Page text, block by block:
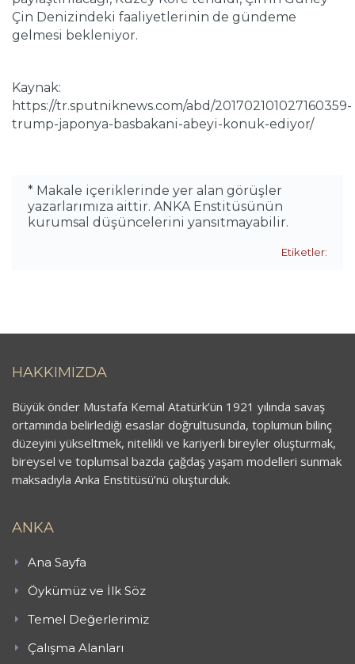
Çin Denizindeki faaliyetlerinin de gündeme
gelmesi bekleniyor.
Kaynak:
https://tr.sputniknews.com/abd/201702101027160359-
trump-japonya-basbakani-abeyi-konuk-ediyor/
* Makale içeriklerinde yer alan görüşler
yazarlarımıza aittir. ANKA Enstitüsünün
kurumsal düşüncelerini yansıtmayabilir.
Etiketler:
HAKKIMIZDA
Büyük önder Mustafa Kemal Atatürk’ün 1921 yılında savaş
ortamında belirlediği esaslar doğrultusunda, toplumun bilinç
düzeyini yükseltmek, nitelikli ve kariyerli bireyler oluşturmak,
bireysel ve toplumsal bazda çağdaş yaşam modelleri sunmak
maksadıyla Anka Enstitüsü’nü oluşturduk.
ANKA
Ana Sayfa
Öykümüz ve İlk Söz
Temel Değerlerimiz
Çalışma Alanları